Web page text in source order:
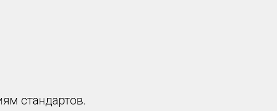
стандартов.